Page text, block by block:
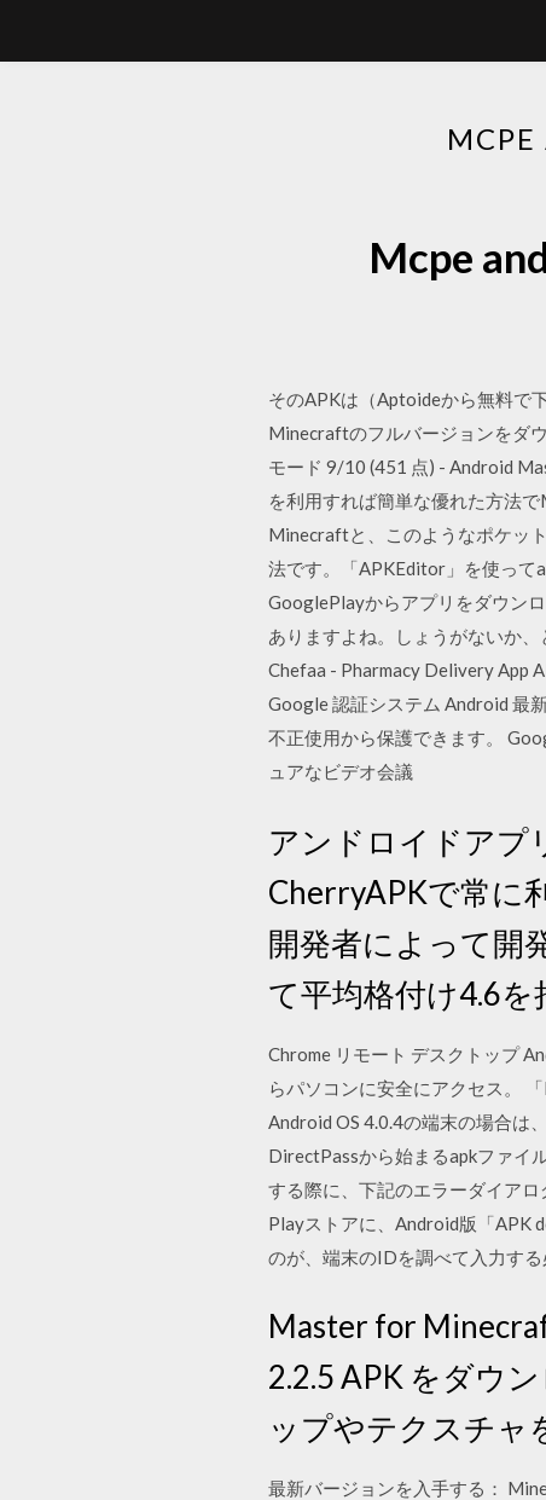
Mcpe
そのAPKは（Aptoideから無料で
Minecraftのフルバージョンをダ
モード 9/10 (451 点) - Android
を利用すれば簡単な優れた方法
Minecraftと、このようなポケッ
法です。「APKEditor」を使って
GooglePlayからアプリをダウン
ありますよね。しょうがないか
Chefaa - Pharmacy Delivery App
Google 認証システム Android 最
不正使用から保護できます。
ュアなビデオ会議
アンドロイドアプ
CherryAPKで常に
開発者によって開
て平均格付け4.6を
Chrome リモート デスクトップ
らパソコンに安全にアクセス。
Android OS 4.0.4の端末の場合は
DirectPassから始まるapkファイ
する際に、下記のエラーダイア
Playストアに、Android版「APK
のが、端末のIDを調べて入力する
Master for
2.2.5 APK をダウ
ップやテクスチャ
最新バージョンを入手する：